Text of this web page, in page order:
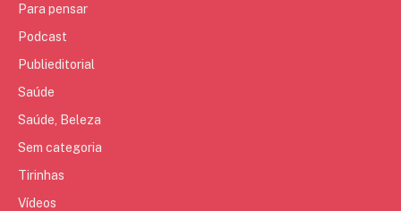
Para pensar
Podcast
Publieditorial
Saúde
Saúde, Beleza
Sem categoria
Tirinhas
Vídeos